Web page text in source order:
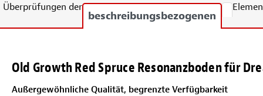
Überprüfungen der
beschreibungsbezogenen
Old Growth Red Spruce Resonanzboden für
Außergewöhnliche Qualität, begrenzte Verfügbarkeit